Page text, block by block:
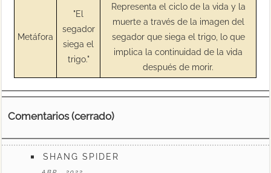
Metáfora
"El
segador
siega el
trigo."
Representa el ciclo de la vida y la
muerte a través de la imagen del
segador que siega el trigo, lo que
implica la continuidad de la vida
después de morir.
Comentarios (cerrado)
SHANG SPIDER